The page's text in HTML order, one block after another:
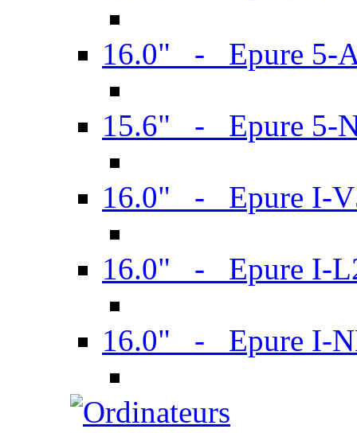
16.0" - Epure 5-
15.6" - Epure 5-
16.0" - Epure I-
16.0" - Epure I-
16.0" - Epure I-